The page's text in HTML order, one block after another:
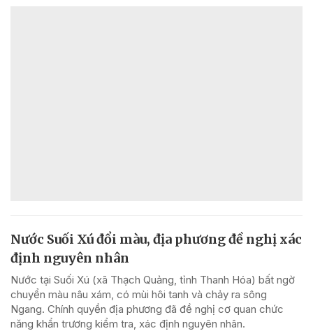
Nước Suối Xú đổi màu, địa phương đề nghị xác
định nguyên nhân
Nước tại Suối Xú (xã Thạch Quảng, tỉnh Thanh Hóa) bất ngờ
chuyển màu nâu xám, có mùi hôi tanh và chảy ra sông
Ngang. Chính quyền địa phương đã đề nghị cơ quan chức
năng khẩn trương kiểm tra, xác định nguyên nhân.